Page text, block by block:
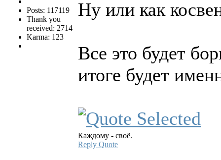
Posts: 117119
Thank you
received: 2714
Karma: 123
Ну или как
Все это будет
итоге будет
Каждому - своё.
Reply Quote